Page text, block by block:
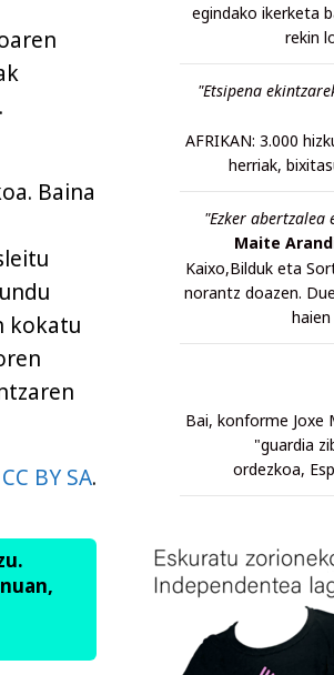
Baina
kokatu
CC BY SA.
egindako ikerketa
rekin
"Etsipena
AFRIKAN: 3.000
herriak,
"Ezker
Maite
Kaixo,Bilduk eta
norantz doazen.
haien
Bai, konforme Joxe
"guardia
ordezkoa,